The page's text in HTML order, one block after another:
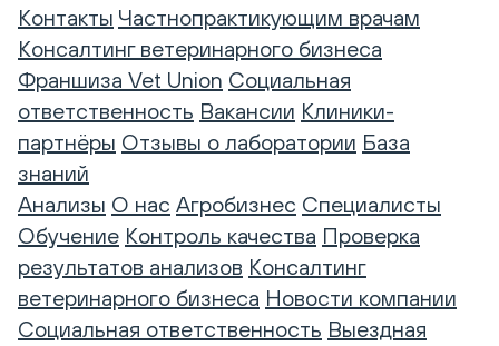
Контакты Частнопрактикующим врачам
Консалтинг ветеринарного бизнеса
Франшиза Vet Union Социальная
ответственность Вакансии Клиники-
партнёры Отзывы о лаборатории База
знаний
Анализы О нас Агробизнес Специалисты
Обучение Контроль качества Проверка
результатов анализов Консалтинг
ветеринарного бизнеса Новости компании
Социальная ответственность Выездная